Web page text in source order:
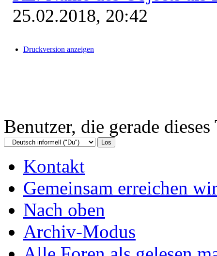
25.02.2018, 20:42
Druckversion anzeigen
Benutzer, die gerade
Kontakt
Gemeinsam erreichen
Nach oben
Archiv-Modus